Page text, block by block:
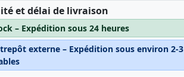
et délai de livraison
– Expédition sous 24 heures
externe – Expédition sous environ 2-3